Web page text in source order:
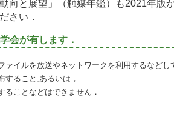
向と展望」（触媒年鑑）も2021年
さい．
会が有します．
ァイルを放送やネットワークを利用するなど
すること,あるいは，
ることなどはできません．